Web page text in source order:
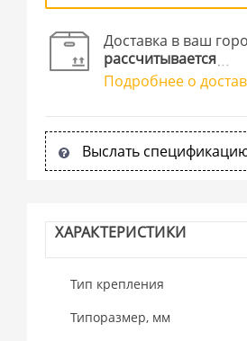
Доставка в ваш
рассчитывается
Подробнее о
Выслать
ХАРАКТЕРИСТИКИ
Тип крепления
Типоразмер, мм